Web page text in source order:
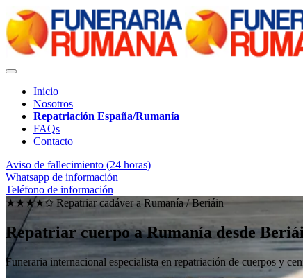
Inicio
Nosotros
Repatriación España/Rumanía
FAQs
Contacto
Aviso de fallecimiento (24 horas)
Whatsapp de información
Teléfono de información
★★★★✩ Repatriar cadáver a Rumanía /Beriáin
Repatriar cuerpo a Rumanía desde
Funeraria internacional especialista en repatriación de cuerpos y